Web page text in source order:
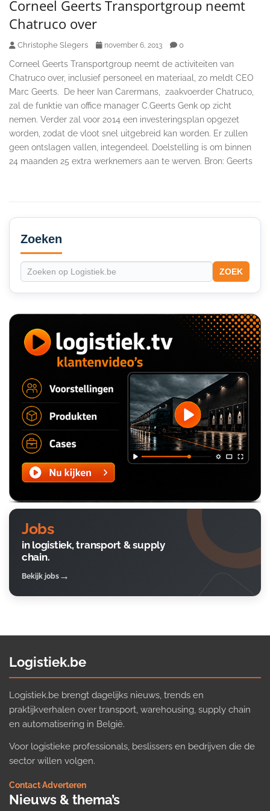
Corneel Geerts Transportgroup neemt
Chatruco over
Christophe Slegers november 6, 2013 0
Corneel Geerts Transportgroup neemt de activiteiten van
Chatruco over, inclusief personeel en materiaal, zo meldt CEO
Marc Geerts. De heer Ivan Carermans, zaakvoerder Chatruco,
zal de funktie van office manager C.Geerts Genk op zicht
nemen. Verder zal voor 2014 een investeringsplan opgezet
worden, zodat de vloot snel uitgebreid kan worden. Er zullen
geen ontslagen vallen, integendeel. Doelstelling is om binnen
24 maanden 25 extra werknemers aan te werven. Bron: Geerts
Secondary
Sidebar
Zoeken
ZOEK
Jobs
in logistiek, transport & supply
chain.
Bekijk jobs
Logistiek.be
Logistiek.be brengt dagelijks nieuws, trends en
praktijkverhalen over transport, warehousing, supply chain
en automatisering in België.
Voor logistieke professionals, beslissers en bedrijven die de
sector willen volgen.
Contact·Adverteren
Nieuws & thema’s